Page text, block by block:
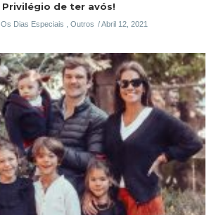
Privilégio de ter avós!
Os Dias Especiais Outros Abril 12, 2021